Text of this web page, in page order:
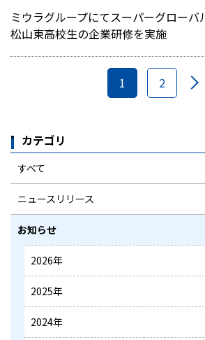
松山東高校生の企業研修を実施
1 2
カテゴリ
すべて
ニュースリリース
お知らせ
2026年
2025年
2024年